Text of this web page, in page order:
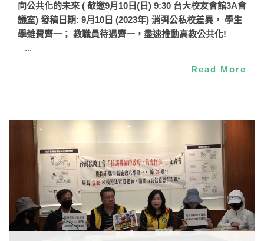
向公共化的未來 ( 敬邀9月10日(日) 9:30 台大校友會館3A會
議室) 發稿日期: 9月10日 (2023年) 消弭公私校差異， 學生
學雜費齊一； 教職員待遇齊一，盡速推動高教公共化!
...
Read More